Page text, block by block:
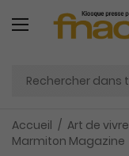
Accueil Art de vivre
Marmiton Magazine